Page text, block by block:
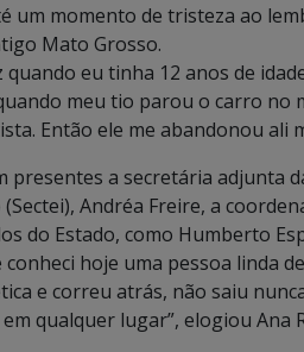
um momento de tristeza ao
Mato Grosso.
quando eu tinha 12 anos de
meu tio parou o carro no
Então ele me abandonou ali
presentes a secretária adjunta
Andréa Freire, a
do Estado, como Humberto
conheci hoje uma pessoa linda
e correu atrás, não saiu
qualquer lugar”, elogiou Ana